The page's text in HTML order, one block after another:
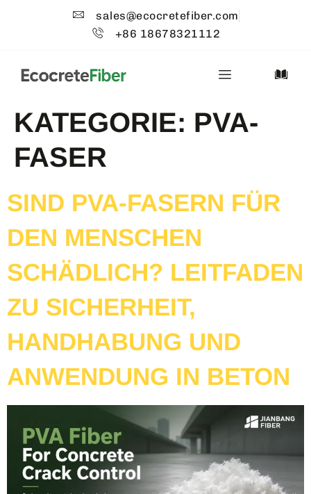
sales@ecocretefiber.com
+86 18678321112
KATEGORIE: PVA-
FASER
SIND PVA-FASERN FÜR
DEN MENSCHEN
SCHÄDLICH? LEITFADEN
ZU SICHERHEIT,
HANDHABUNG UND
ANWENDUNG IN BETON